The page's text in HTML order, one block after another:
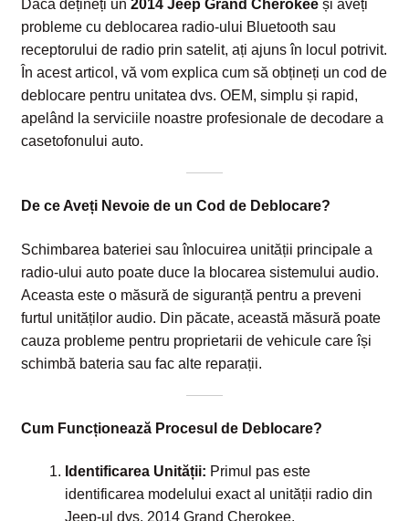
Dacă dețineți un 2014 Jeep Grand Cherokeeși aveți
probleme cu deblocarea radio-ului Bluetooth sau
receptorului de radio prin satelit, ați ajuns în locul potrivit.
În acest articol, vă vom explica cum să obțineți un cod de
deblocare pentru unitatea dvs. OEM, simplu și rapid,
apelând la serviciile noastre profesionale de decodare a
casetofonului auto.
De ce Aveți Nevoie de un Cod de Deblocare?
Schimbarea bateriei sau înlocuirea unității principale a
radio-ului auto poate duce la blocarea sistemului audio.
Aceasta este o măsură de siguranță pentru a preveni
furtul unităților audio. Din păcate, această măsură poate
cauza probleme pentru proprietarii de vehicule care își
schimbă bateria sau fac alte reparații.
Cum Funcționează Procesul de Deblocare?
Identificarea Unității: Primul pas este
identificarea modelului exact al unității radio din
Jeep-ul dvs. 2014 Grand Cherokee.